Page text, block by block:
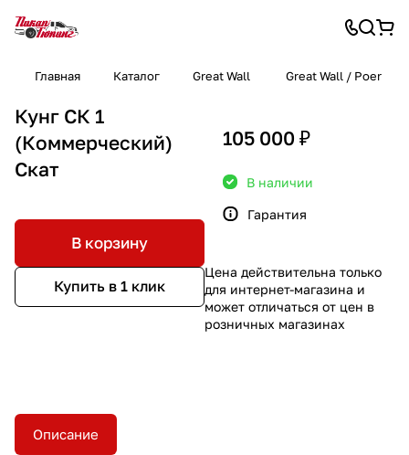
Главная Каталог Great Wall Great Wall / Poer
Кунг СК 1
(Коммерческий)
Скат
В корзину
Купить в 1 клик
105 000 ₽
В наличии
Гарантия
Цена действительна только
для интернет-магазина и
может отличаться от цен в
розничных магазинах
Описание